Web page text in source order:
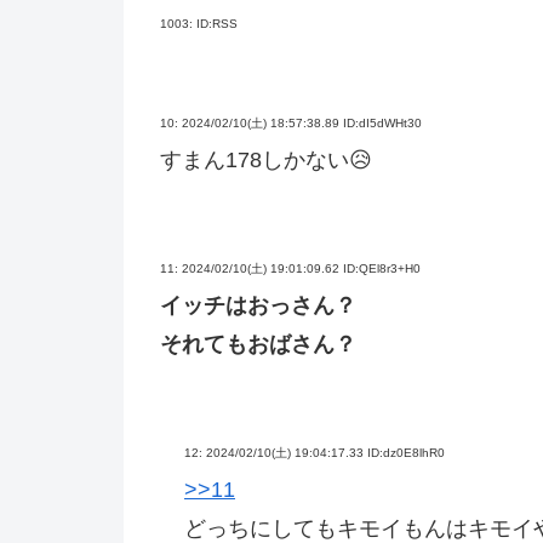
1003: ID:RSS
10: 2024/02/10(土) 18:57:38.89 ID:dI5dWHt30
すまん178しかない😥
11: 2024/02/10(土) 19:01:09.62 ID:QEl8r3+H0
イッチはおっさん？
それてもおばさん？
12: 2024/02/10(土) 19:04:17.33 ID:dz0E8lhR0
>>11
どっちにしてもキモイもんはキモイ